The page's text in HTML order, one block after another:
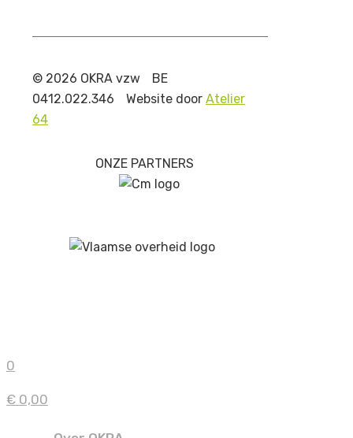
© 2026 OKRA vzw
BE
0412.022.346
Website door Atelier
64
ONZE PARTNERS
0
€ 0,00